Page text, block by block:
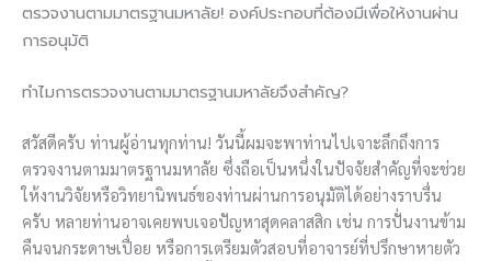
ตรวจงานตามมาตรฐานมหาลัย! องค์ประกอบที่ต้องมีเพื่อให้งานผ่าน
การอนุมัติ
ทำไมการตรวจงานตามมาตรฐานมหาลัยจึงสำคัญ?
สวัสดีครับ ท่านผู้อ่านทุกท่าน! วันนี้ผมจะพาท่านไปเจาะลึกถึงการ
ตรวจงานตามมาตรฐานมหาลัย ซึ่งถือเป็นหนึ่งในปัจจัยสำคัญที่จะช่วย
ให้งานวิจัยหรือวิทยานิพนธ์ของท่านผ่านการอนุมัติได้อย่างราบรื่น
ครับ หลายท่านอาจเคยพบเจอปัญหาสุดคลาสสิก เช่น การปั่นงานข้าม
คืนจนกระดาษเปื่อย หรือการเตรียมตัวสอบที่อาจารย์ที่ปรึกษาหายตัว